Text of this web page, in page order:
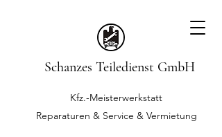
Schanzes Teiledienst GmbH
Kfz.-Meisterwerkstatt
Reparaturen & Service & Vermietung